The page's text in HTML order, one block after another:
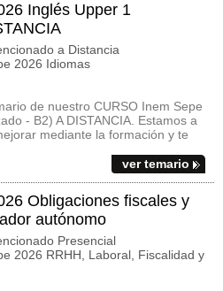
Inglés Upper 1
a Distancia
2026 Idiomas
de nuestro CURSO Inem Sepe
- B2) A DISTANCIA. Estamos a
mediante la formación y te
ver temario
Obligaciones fiscales y
autónomo
Presencial
2026 RRHH, Laboral, Fiscalidad y